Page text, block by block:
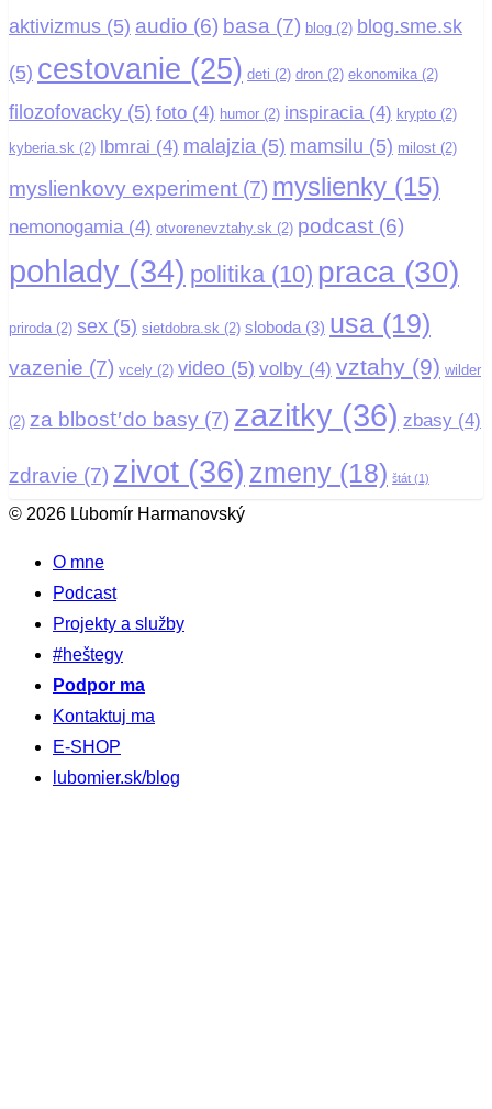
aktivizmus (5) audio (6) basa (7) blog (2) blog.sme.sk
(5) cestovanie (25) deti (2) dron (2) ekonomika (2)
filozofovacky (5) foto (4) humor (2) inspiracia(4) krypto (2)
kyberia.sk (2) lbmrai (4) malajzia (5) mamsilu (5) milost (2)
myslienkovy experiment (7) myslienky (15)
nemonogamia(4) otvorenevztahy.sk (2) podcast (6)
pohlady (34) politika(10) praca (30)
priroda (2) sex (5) sietdobra.sk (2) sloboda(3) usa (19)
vazenie (7) vcely (2) video (5) volby (4) vztahy (9) wilder
(2) za blbosť do basy (7) zazitky (36) zbasy (4)
zdravie (7) zivot (36) zmeny (18) štát (1)
© 2026 Ľubomír Harmanovský
O mne
Podcast
Projekty a služby
#heštegy
Podpor ma
Kontaktuj ma
E-SHOP
lubomier.sk/blog